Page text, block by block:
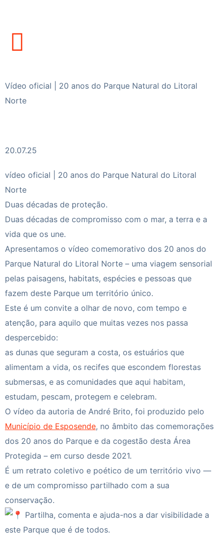
Vídeo oficial | 20 anos do Parque Natural do Litoral
Norte
20.07.25
vídeo oficial | 20 anos do Parque Natural do Litoral
Norte
Duas décadas de proteção.
Duas décadas de compromisso com o mar, a terra e a
vida que os une.
Apresentamos o vídeo comemorativo dos 20 anos do
Parque Natural do Litoral Norte – uma viagem sensorial
pelas paisagens, habitats, espécies e pessoas que
fazem deste Parque um território único.
Este é um convite a olhar de novo, com tempo e
atenção, para aquilo que muitas vezes nos passa
despercebido:
as dunas que seguram a costa, os estuários que
alimentam a vida, os recifes que escondem florestas
submersas, e as comunidades que aqui habitam,
estudam, pescam, protegem e celebram.
O vídeo da autoria de André Brito, foi produzido pelo
Município de Esposende, no âmbito das comemorações
dos 20 anos do Parque e da cogestão desta Área
Protegida – em curso desde 2021.
É um retrato coletivo e poético de um território vivo —
e de um compromisso partilhado com a sua
conservação.
Partilha, comenta e ajuda-nos a dar visibilidade a
este Parque que é de todos.